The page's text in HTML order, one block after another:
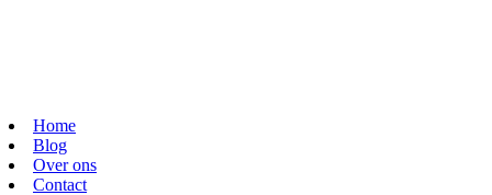
Home
Blog
Over ons
Contact